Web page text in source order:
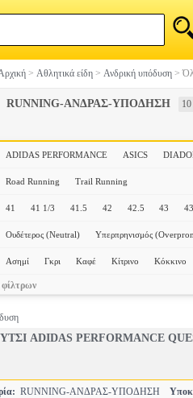
> Αθλητικά είδη > Ανδρική υπόδυση >
RUNNING-ΑΝΔΡΑΣ-ΥΠΟΔΗΣΗ
ADIDAS PERFORMANCE ASICS
Road Running Trail Running
41 41 1/3 41.5 42 42.5 43
Ουδέτερος (Neutral) Υπερπρηνισμός
Ασημί Γκρι Καφέ Κίτρινο Κόκκινο
ADIDAS PERFORMANCE
RUNNING-ΑΝΔΡΑΣ-ΥΠΟΔΗΣΗ